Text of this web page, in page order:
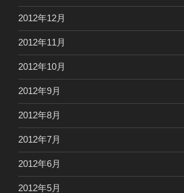
2012年12月
2012年11月
2012年10月
2012年9月
2012年8月
2012年7月
2012年6月
2012年5月